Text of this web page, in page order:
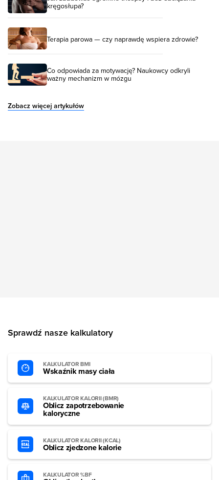
kręgosłupa?
Terapia parowa — czy naprawdę wspiera zdrowie?
Co odpowiada za motywację? Naukowcy odkryli
ważny mechanizm w mózgu
Zobacz więcej artykułów
Sprawdź nasze kalkulatory
KALKULATOR BMI
Wskaźnik masy ciała
KALKULATOR KALORII (BMR)
Oblicz zapotrzebowanie
kaloryczne
KALKULATOR KALORII (KCAL)
Oblicz zjedzone kalorie
KALKULATOR %BF